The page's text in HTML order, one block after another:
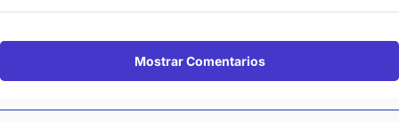
Mostrar Comentarios